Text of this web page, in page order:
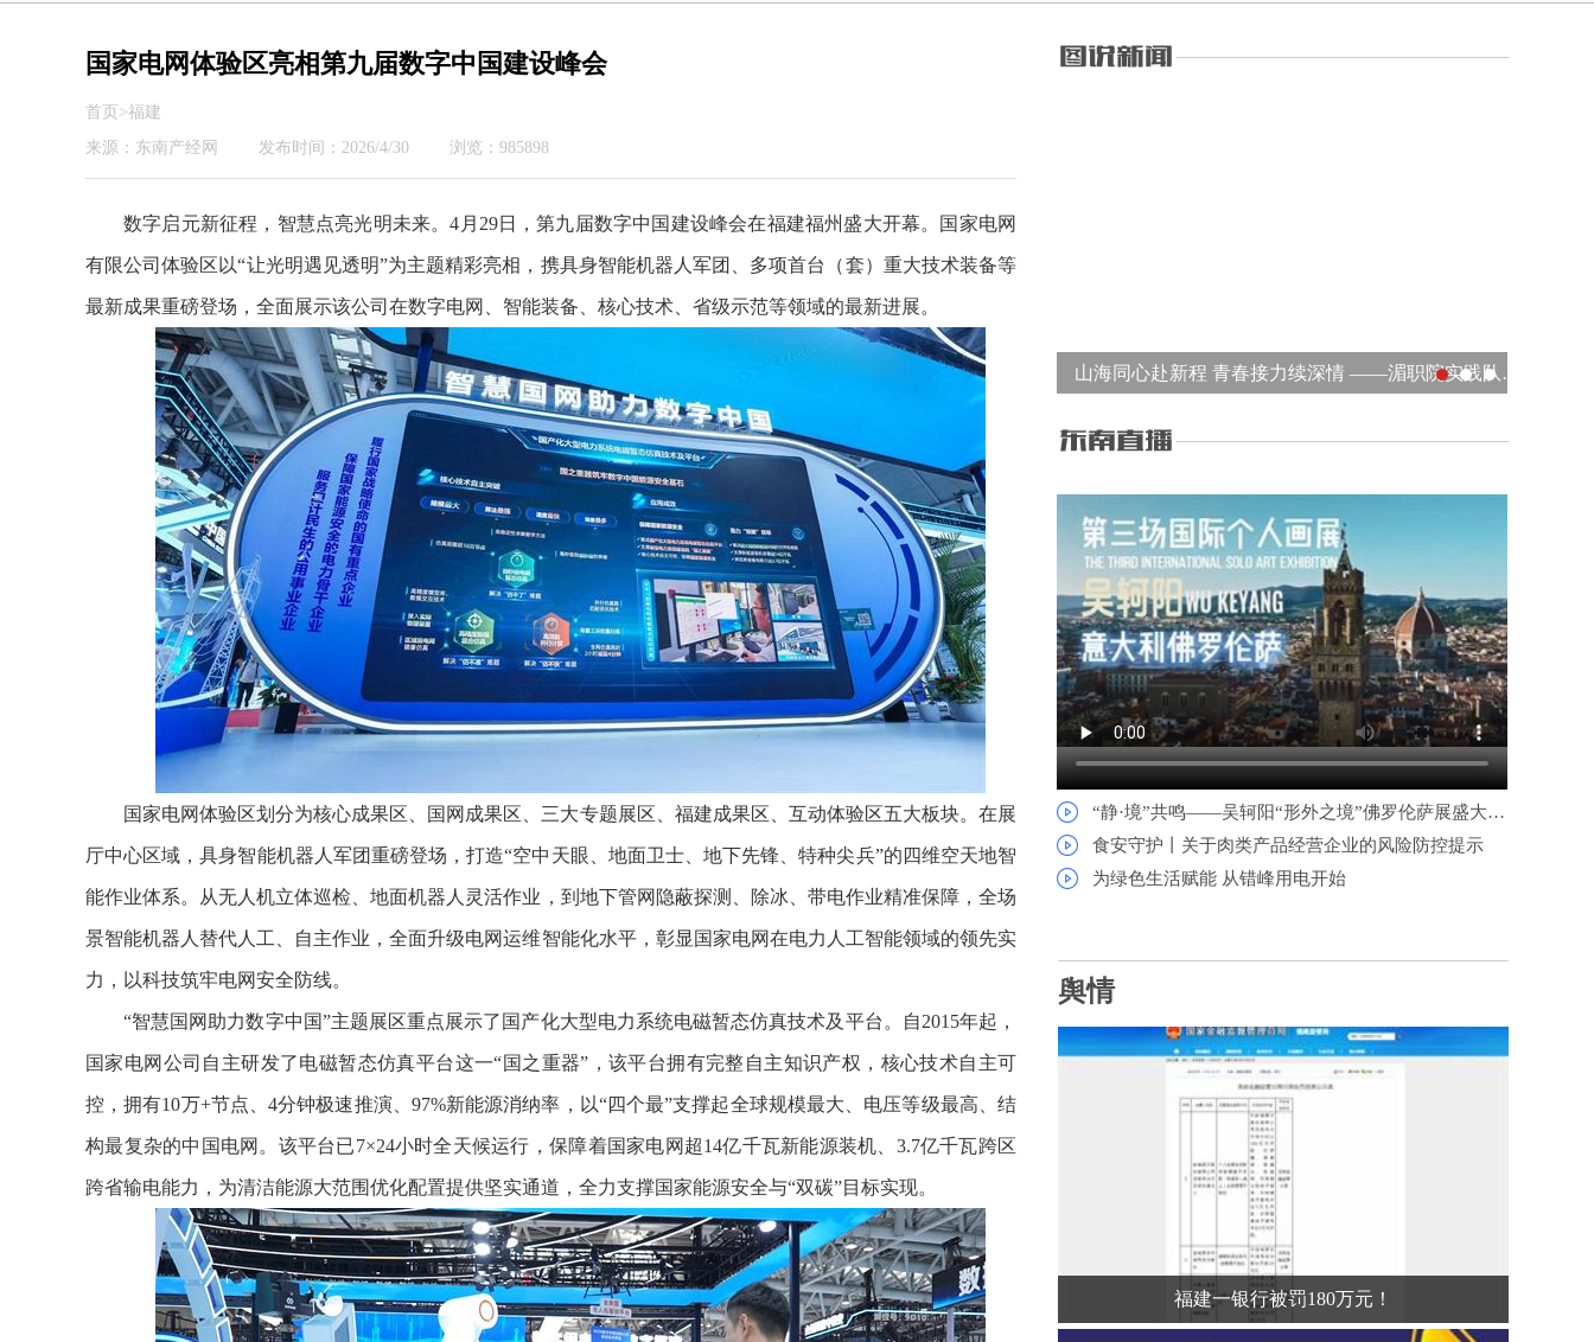
国家电网体验区亮相第九届数字中国建设峰会
首页>福建
来源：东南产经网
发布时间：2026/4/30 浏览：985898
数字启元新征程，智慧点亮光明未来。4月29日，第九届数字中国建设峰会在福建福州盛大开幕。国家电网
有限公司体验区以“让光明遇见透明”为主题精彩亮相，携具身智能机器人军团、多项首台（套）重大技术装备等
最新成果重磅登场，全面展示该公司在数字电网、智能装备、核心技术、省级示范等领域的最新进展。
国家电网体验区划分为核心成果区、国网成果区、三大专题展区、福建成果区、互动体验区五大板块。在展
厅中心区域，具身智能机器人军团重磅登场，打造“空中天眼、地面卫士、地下先锋、特种尖兵”的四维空天地智
能作业体系。从无人机立体巡检、地面机器人灵活作业，到地下管网隐蔽探测、除冰、带电作业精准保障，全场
景智能机器人替代人工、自主作业，全面升级电网运维智能化水平，彰显国家电网在电力人工智能领域的领先实
力，以科技筑牢电网安全防线。
“智慧国网助力数字中国”主题展区重点展示了国产化大型电力系统电磁暂态仿真技术及平台。自2015年起，
国家电网公司自主研发了电磁暂态仿真平台这一“国之重器”，该平台拥有完整自主知识产权，核心技术自主可
控，拥有10万+节点、4分钟极速推演、97%新能源消纳率，以“四个最”支撑起全球规模最大、电压等级最高、结
构最复杂的中国电网。该平台已7×24小时全天候运行，保障着国家电网超14亿千瓦新能源装机、3.7亿千瓦跨区
跨省输电能力，为清洁能源大范围优化配置提供坚实通道，全力支撑国家能源安全与“双碳”目标实现。
山海同心赴新程 青春接力续深情 ——湄职院实践队千里赴宁夏多维开展活动走好新时代长征路
“静·境”共鸣——吴轲阳“形外之境”佛罗伦萨展盛大开幕
食安守护丨关于肉类产品经营企业的风险防控提示
为绿色生活赋能 从错峰用电开始
舆情
福建一银行被罚180万元！